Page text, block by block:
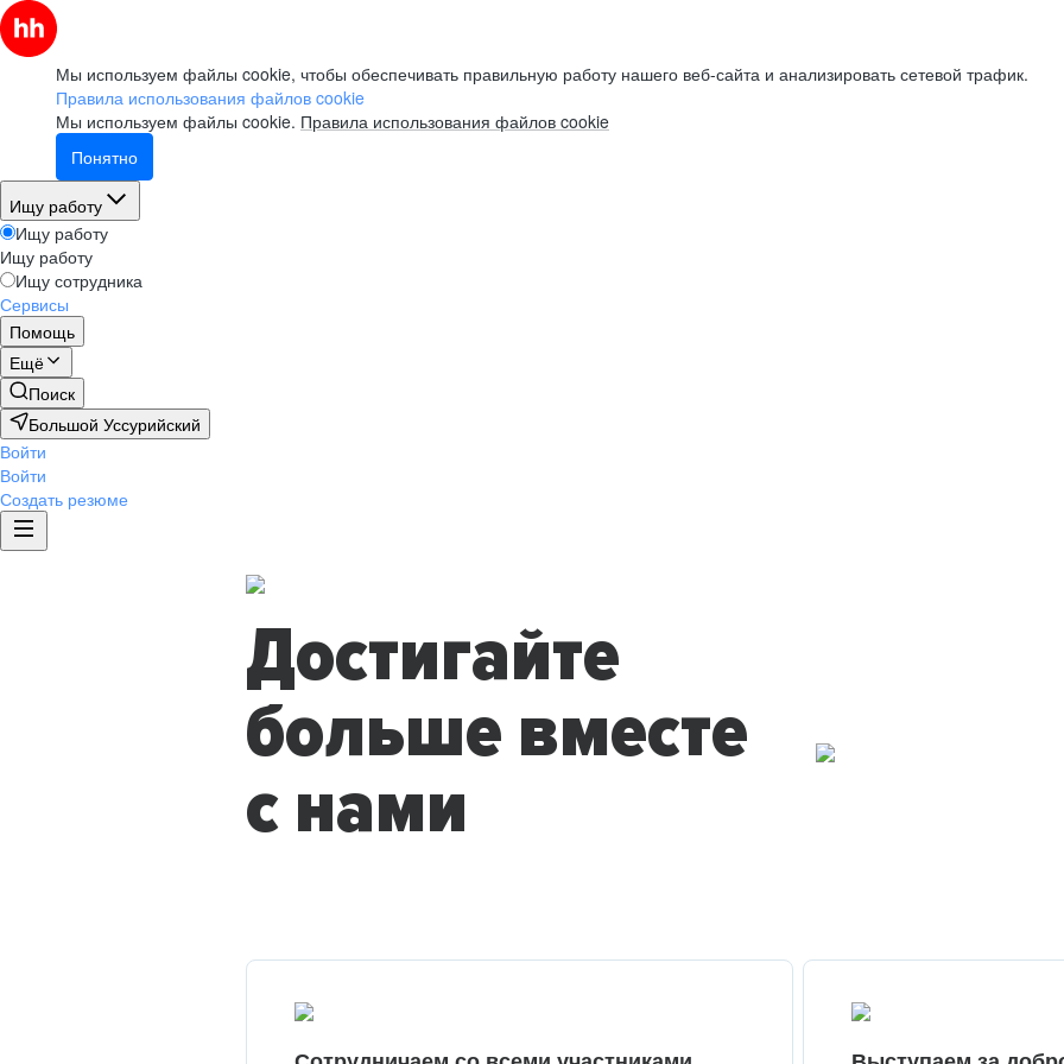
Мы используем файлы cookie, чтобы обеспечивать правильную работу нашего веб-сайта и анализировать сетевой трафик.
Правила использования файлов cookie
Мы используем файлы cookie. Правила использования файлов cookie
Понятно
Ищу работу
Ищу работу
Ищу работу
Ищу сотрудника
Сервисы
Помощь
Ещё
Поиск
Большой Уссурийский
Войти
Войти
Создать резюме
Достигайте
больше вместе
с нами